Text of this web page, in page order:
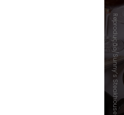
Reprodução/Sunny’s Steakhouse